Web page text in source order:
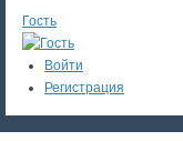
Гость
Войти
Регистрация